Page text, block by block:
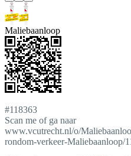
Maliebaanloop
#118363
Scan me of ga naar
www.vcutrecht.nl/o/
rondom-verkeer-Maliebaanloop/